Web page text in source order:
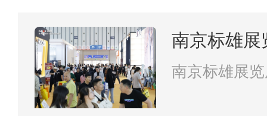
南京标雄展
南京标雄展